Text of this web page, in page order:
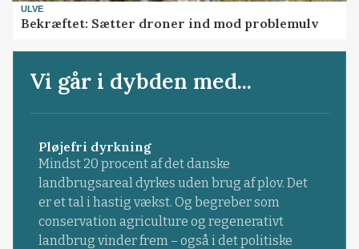
ULVE
Bekræftet: Sætter droner ind mod problemulv
Vi går i dybden med...
Pløjefri dyrkning
Mindst 20 procent af det danske
landbrugsareal dyrkes uden brug af plov. Det
er et tal i hastig vækst. Og begreber som
conservation agriculture og regenerativt
landbrug vinder frem – også i det politiske